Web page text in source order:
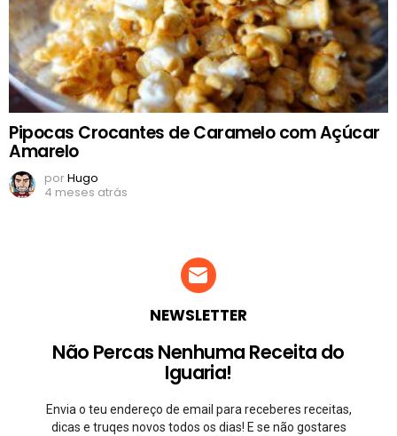
Pipocas Crocantes de Caramelo com Açúcar
Amarelo
porHugo
4 meses atrás
NEWSLETTER
Não Percas Nenhuma Receita do
Iguaria!
Envia o teu endereço de email para receberes receitas,
dicas e truqes novos todos os dias! E se não gostares